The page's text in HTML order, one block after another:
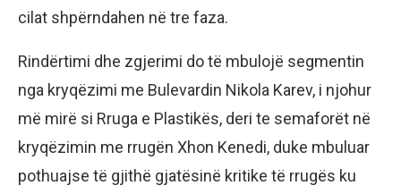
cilat shpërndahen në tre faza.
Rindërtimi dhe zgjerimi do të mbulojë segmentin
nga kryqëzimi me Bulevardin Nikola Karev, i njohur
më mirë si Rruga e Plastikës, deri te semaforët në
kryqëzimin me rrugën Xhon Kenedi, duke mbuluar
pothuajse të gjithë gjatësinë kritike të rrugës ku